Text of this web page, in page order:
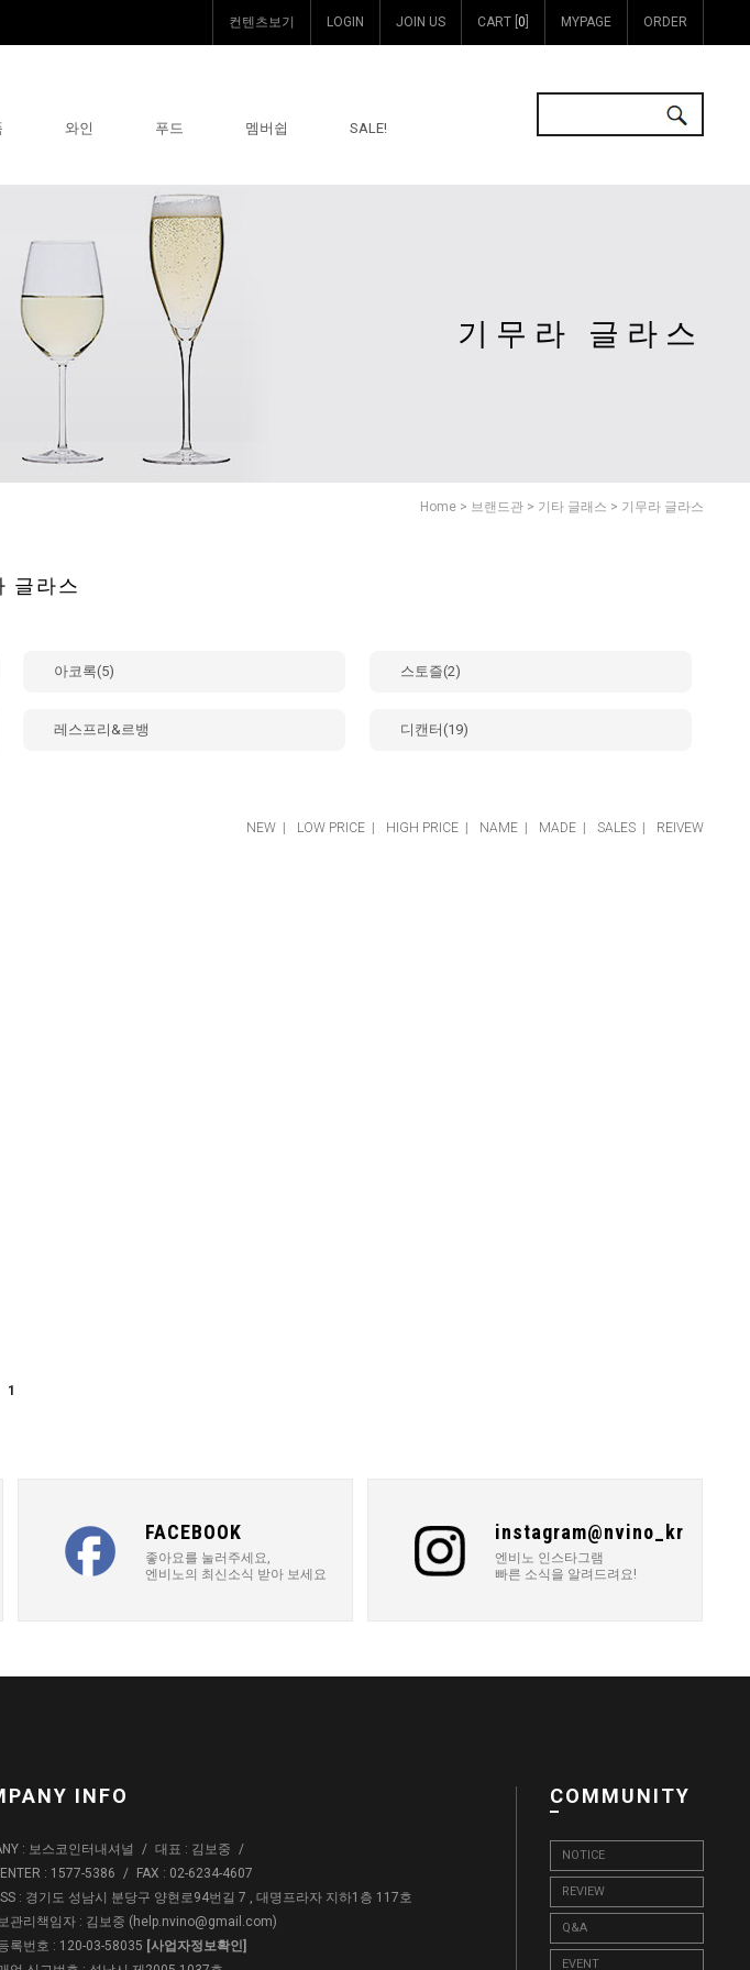
컨텐츠보기 LOGIN JOIN US CART [ 0 MYPAGE ORDER
와인 푸드 멤버쉽 SALE!
기무라 글라스
Home > 브랜드관 > 기타 글래스 > 기무라 글라스
글라스
아코록(5) 스토즐(2)
레스프리&르뱅 디캔터(19)
NEW LOW PRICE HIGH PRICE NAME MADE SALES REIVEW
1
FACEBOOK
좋아요를 눌러주세요,
엔비노의 최신소식 받아 보세요
instagram@nvino_kr
엔비노 인스타그램
빠른 소식을 알려드려요!
INFO
: 보스코인터내셔널 / 대표 : 김보중 /
: 1577-5386 /
FAX : 02-6234-4607
: 경기도 성남시 분당구 양현로94번길 7 , 대명프라자 지하1층 117호
관리책임자 : 김보중 ( help.nvino@gmail.com)
록번호 : 120-03-58035 [사업자정보확인]
COMMUNITY
NOTICE
REVIEW
Q&A
EVENT